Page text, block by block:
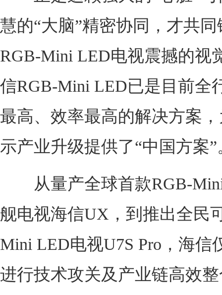
慧的“大脑”精密协同，才共
RGB-Mini LED电视震撼的视
信RGB-Mini LED已是目前全
最高、效率最高的解决方案
示产业升级提供了“中国方案”
从量产全球首款RGB-
舰电视海信UX，到推出全民
Mini LED电视U7S Pro，海信
进行技术攻关及产业链高效